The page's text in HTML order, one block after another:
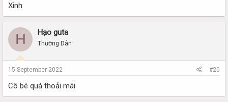
Xinh
H Hạo guta
Thường Dân
15 September 2022 #20
Cô bé quá thoải mái